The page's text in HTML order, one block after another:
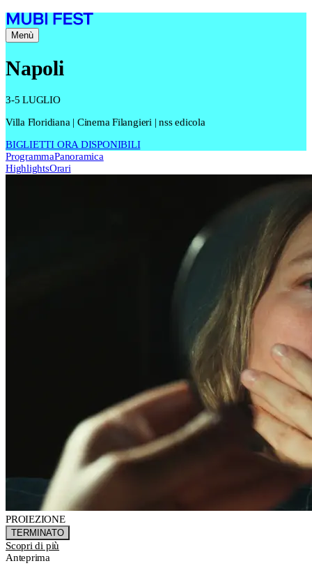
Menù
Napoli
3-5 LUGLIO
Villa Floridiana | Cinema Filangieri | nss edicola
BIGLIETTI ORA DISPONIBILI
ProgrammaPanoramica
HighlightsOrari
PROIEZIONE
TERMINATO
Scopri di più
Anteprima